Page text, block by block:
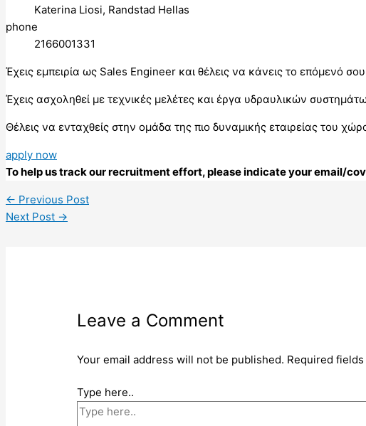
Katerina Liosi, Randstad Hellas
phone
2166001331
Έχεις εμπειρία ως Sales Engineer και θέλεις να κάνεις το επόμενό
Έχεις ασχοληθεί με τεχνικές μελέτες και έργα υδραυλικών
Θέλεις να ενταχθείς στην ομάδα της πιο δυναμικής εταιρείας του
apply now
To help us track our recruitment effort, please indicate your email/
← Previous Post
Next Post →
Leave a Comment
Your email address will not be published. Required
Type here..